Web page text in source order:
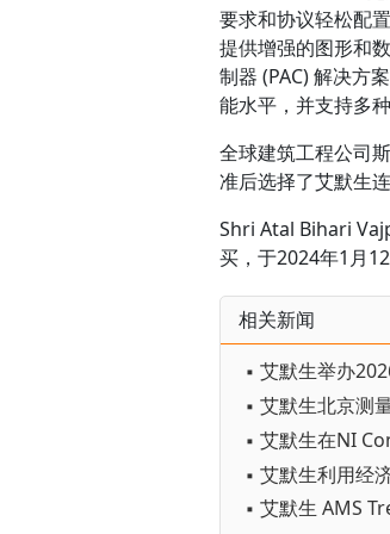
要求和协议轻松配
提供增强的图形和
制器 (PAC) 解决方
能水平，并支持多种
全球建筑工程公司
准后选择了艾默生
Shri Atal Bihari
买，于2024年1月
相关新闻
▪ 艾默生北京测